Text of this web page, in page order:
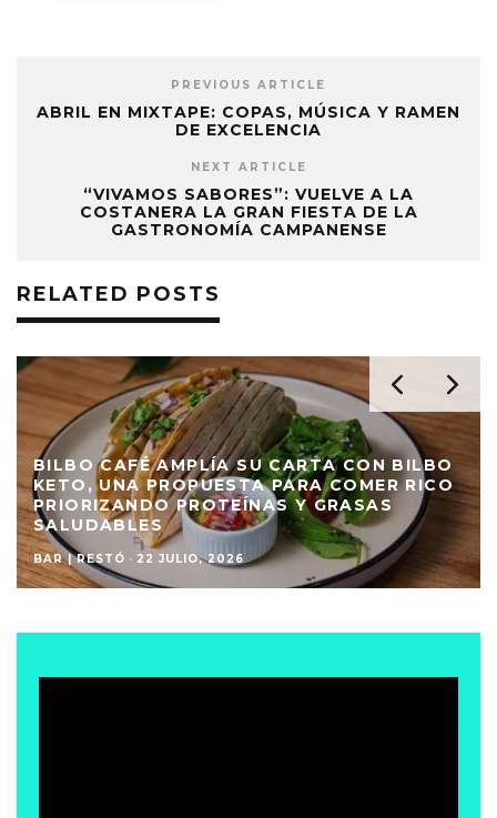
PREVIOUS ARTICLE
ABRIL EN MIXTAPE: COPAS, MÚSICA Y RAMEN
DE EXCELENCIA
NEXT ARTICLE
“VIVAMOS SABORES”: VUELVE A LA
COSTANERA LA GRAN FIESTA DE LA
GASTRONOMÍA CAMPANENSE
RELATED POSTS
BILBO CAFÉ AMPLÍA SU CARTA CON BILBO
KETO, UNA PROPUESTA PARA COMER RICO
PRIORIZANDO PROTEÍNAS Y GRASAS
SALUDABLES
BAR | RESTÓ · 22 JULIO, 2026